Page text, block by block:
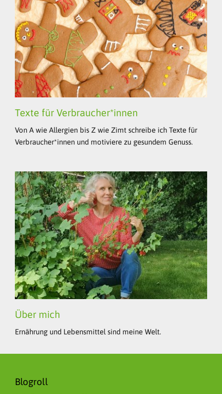
Texte für Verbraucher*innen
Von A wie Allergien bis Z wie Zimt schreibe ich Texte für
Verbraucher*innen und motiviere zu gesundem Genuss.
Über mich
Ernährung und Lebensmittel sind meine Welt.
Blogroll